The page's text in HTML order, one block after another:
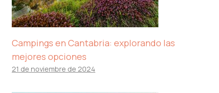
Campings en Cantabria: explorando las
mejores opciones
21 de noviembre de 2024